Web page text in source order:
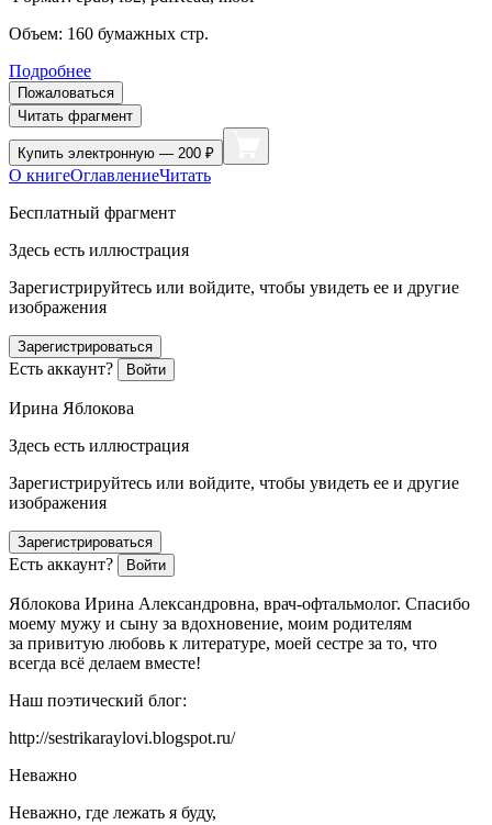
Объем: 160 бумажных стр.
Подробнее
Пожаловаться
Читать фрагмент
Купить электронную — 200 ₽
О книгеОглавлениеЧитать
Бесплатный фрагмент
Здесь есть иллюстрация
Зарегистрируйтесь или войдите, чтобы увидеть ее и другие
изображения
Зарегистрироваться
Есть аккаунт? Войти
Ирина Яблокова
Здесь есть иллюстрация
Зарегистрируйтесь или войдите, чтобы увидеть ее и другие
изображения
Зарегистрироваться
Есть аккаунт? Войти
Яблокова Ирина Александровна, врач-офтальмолог. Спасибо
моему мужу и сыну за вдохновение, моим родителям
за привитую любовь к литературе, моей сестре за то, что
всегда всё делаем вместе!
Наш поэтический блог:
http://sestrikaraylovi.blogspot.ru/
Неважно
Неважно, где лежать я буду,